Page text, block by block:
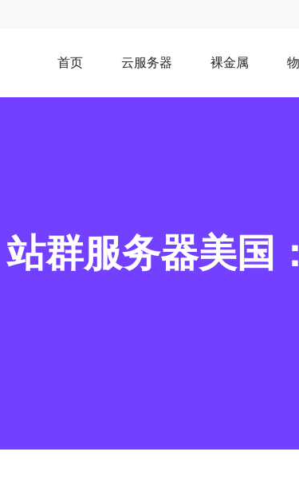
首页 云服务器 裸金属
站群服务器美国